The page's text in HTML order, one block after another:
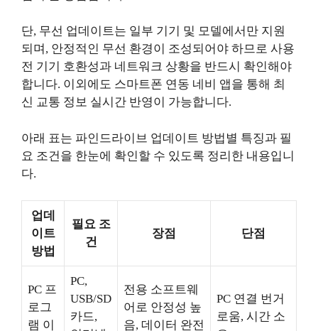
단, 무선 업데이트는 일부 기기 및 모델에서만 지원
되며, 안정적인 무선 환경이 조성되어야 하므로 사용
전 기기 호환성과 네트워크 상황을 반드시 확인해야
합니다. 이외에도 스마트폰 연동 네비 앱을 통해 최
신 교통 정보 실시간 반영이 가능합니다.
아래 표는 파인드라이브 업데이트 방법별 특징과 필
요 조건을 한눈에 확인할 수 있도록 정리한 내용입니
다.
업데
이트
방법
필요 조
건
장점 단점
PC 프
로그
램 이
PC,
USB/SD
카드,
전용 소프트웨
어로 안정성 높
음, 데이터 완전
PC 연결 번거
로움, 시간 소